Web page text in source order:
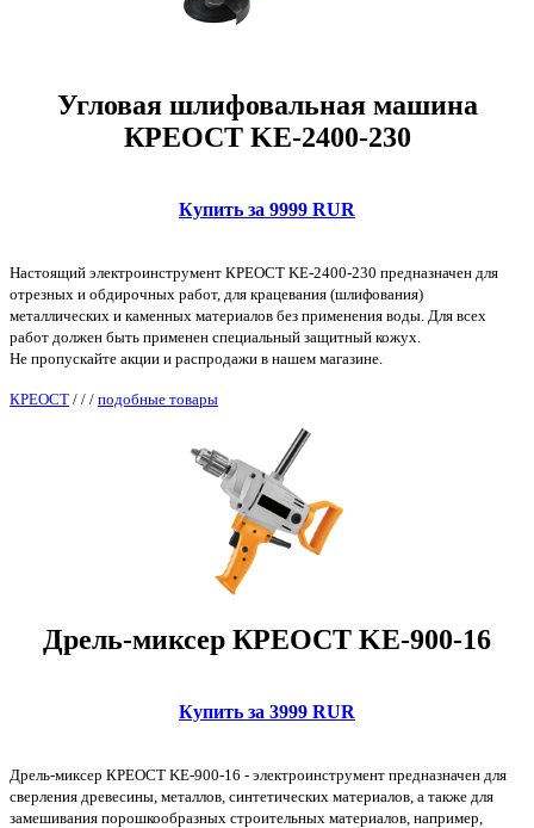
Угловая шлифовальная машина
КРЕОСТ KE-2400-230
Купить за 9999 RUR
Настоящий электроинструмент КРЕОСТ KE-2400-230 предназначен для
отрезных и обдирочных работ, для крацевания (шлифования)
металлических и каменных материалов без применения воды. Для всех
работ должен быть применен специальный защитный кожух.
Не пропускайте акции и распродажи в нашем магазине.
КРЕОСТ / / / подобные товары
Дрель-миксер КРЕОСТ KE-900-16
Купить за 3999 RUR
Дрель-миксер КРЕОСТ KE-900-16 - электроинструмент предназначен для
сверления древесины, металлов, синтетических материалов, а также для
замешивания порошкообразных строительных материалов, например,